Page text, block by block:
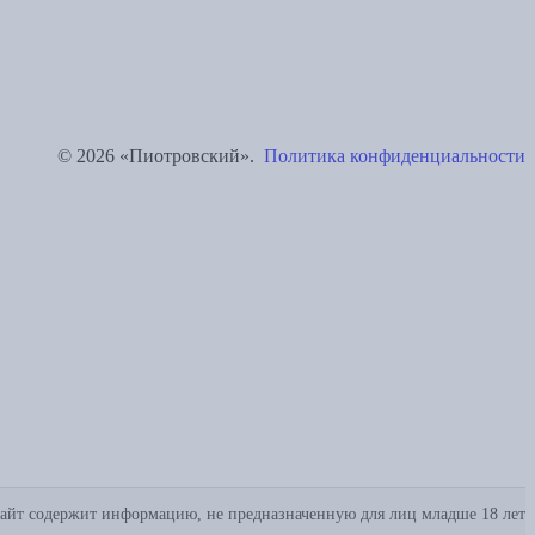
© 2026 «Пиотровский». Политика конфиденциальности
содержит информацию, не предназначенную для лиц младше 18 лет